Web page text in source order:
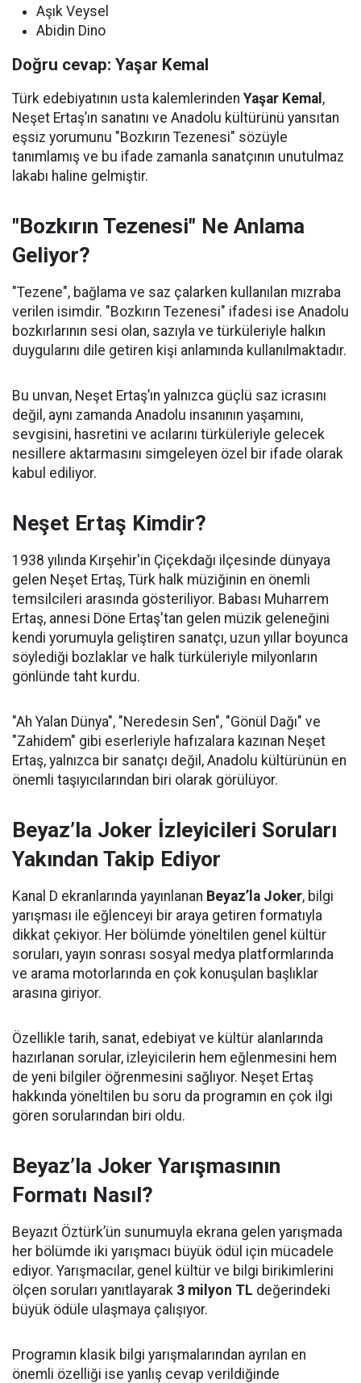
Aşık Veysel
Abidin Dino
Doğru cevap: Yaşar Kemal
Türk edebiyatının usta kalemlerinden Yaşar Kemal ,
Neşet Ertaş’ın sanatını ve Anadolu kültürünü yansıtan
eşsiz yorumunu "Bozkırın Tezenesi" sözüyle
tanımlamış ve bu ifade zamanla sanatçının unutulmaz
lakabı haline gelmiştir.
"Bozkırın Tezenesi" Ne Anlama
Geliyor?
"Tezene", bağlama ve saz çalarken kullanılan mızraba
verilen isimdir. "Bozkırın Tezenesi" ifadesi ise Anadolu
bozkırlarının sesi olan, sazıyla ve türküleriyle halkın
duygularını dile getiren kişi anlamında kullanılmaktadır.
Bu unvan, Neşet Ertaş’ın yalnızca güçlü saz icrasını
değil, aynı zamanda Anadolu insanının yaşamını,
sevgisini, hasretini ve acılarını türküleriyle gelecek
nesillere aktarmasını simgeleyen özel bir ifade olarak
kabul ediliyor.
Neşet Ertaş Kimdir?
1938 yılında Kırşehir'in Çiçekdağı ilçesinde dünyaya
gelen Neşet Ertaş, Türk halk müziğinin en önemli
temsilcileri arasında gösteriliyor. Babası Muharrem
Ertaş, annesi Döne Ertaş'tan gelen müzik geleneğini
kendi yorumuyla geliştiren sanatçı, uzun yıllar boyunca
söylediği bozlaklar ve halk türküleriyle milyonların
gönlünde taht kurdu.
"Ah Yalan Dünya", "Neredesin Sen", "Gönül Dağı" ve
"Zahidem" gibi eserleriyle hafızalara kazınan Neşet
Ertaş, yalnızca bir sanatçı değil, Anadolu kültürünün en
önemli taşıyıcılarından biri olarak görülüyor.
Beyaz’la Joker İzleyicileri Soruları
Yakından Takip Ediyor
Kanal D ekranlarında yayınlanan Beyaz’la Joker, bilgi
yarışması ile eğlenceyi bir araya getiren formatıyla
dikkat çekiyor. Her bölümde yöneltilen genel kültür
soruları, yayın sonrası sosyal medya platformlarında
ve arama motorlarında en çok konuşulan başlıklar
arasına giriyor.
Özellikle tarih, sanat, edebiyat ve kültür alanlarında
hazırlanan sorular, izleyicilerin hem eğlenmesini hem
de yeni bilgiler öğrenmesini sağlıyor. Neşet Ertaş
hakkında yöneltilen bu soru da programın en çok ilgi
gören sorularından biri oldu.
Beyaz’la Joker Yarışmasının
Formatı Nasıl?
Beyazıt Öztürk’ün sunumuyla ekrana gelen yarışmada
her bölümde iki yarışmacı büyük ödül için mücadele
ediyor. Yarışmacılar, genel kültür ve bilgi birikimlerini
ölçen soruları yanıtlayarak 3 milyon TL değerindeki
büyük ödüle ulaşmaya çalışıyor.
Programın klasik bilgi yarışmalarından ayrılan en
önemli özelliği ise yanlış cevap verildiğinde